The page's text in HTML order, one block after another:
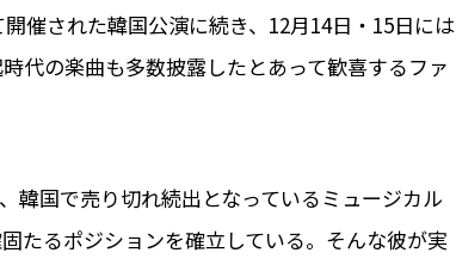
催された韓国公演に続き、12月14日・15日には
代の楽曲も多数披露したとあって歓喜するファ
韓国で売り切れ続出となっているミュージカル
たるポジションを確立している。そんな彼が実